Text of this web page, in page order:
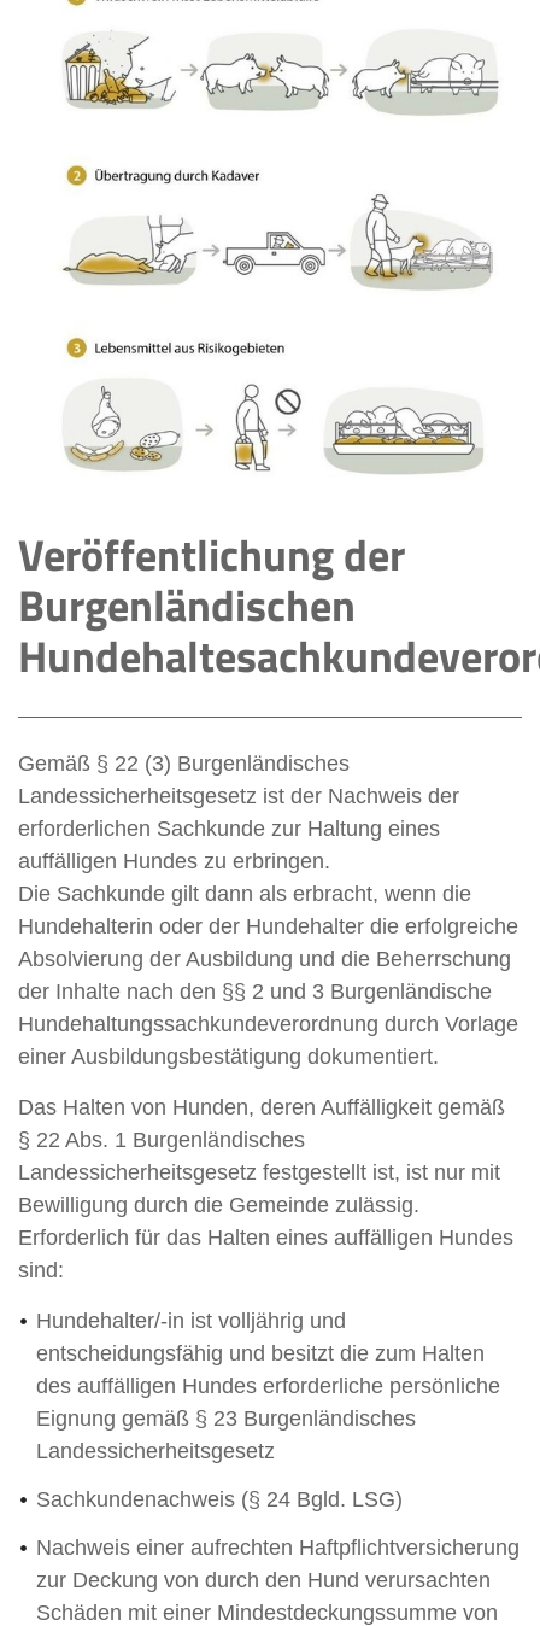
Veröffentlichung der
Burgenländischen
Gemäß § 22 (3) Burgenländisches
Landessicherheitsgesetz ist der Nachweis der
erforderlichen Sachkunde zur Haltung eines
auffälligen Hundes zu erbringen.
Die Sachkunde gilt dann als erbracht, wenn die
Hundehalterin oder der Hundehalter die erfolgreiche
Absolvierung der Ausbildung und die Beherrschung
der Inhalte nach den §§ 2 und 3 Burgenländische
Hundehaltungssachkundeverordnung durch Vorlage
einer Ausbildungsbestätigung dokumentiert.
Das Halten von Hunden, deren Auffälligkeit gemäß
§ 22 Abs. 1 Burgenländisches
Landessicherheitsgesetz festgestellt ist, ist nur mit
Bewilligung durch die Gemeinde zulässig.
Erforderlich für das Halten eines auffälligen Hundes
sind:
Hundehalter/-in ist volljährig und
entscheidungsfähig und besitzt die zum Halten
des auffälligen Hundes erforderliche persönliche
Eignung gemäß § 23 Burgenländisches
Landessicherheitsgesetz
Sachkundenachweis (§ 24 Bgld. LSG)
Nachweis einer aufrechten Haftpflichtversicherung
zur Deckung von durch den Hund verursachten
Schäden mit einer Mindestdeckungssumme von